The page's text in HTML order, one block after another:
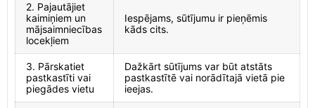
2. Pajautājiet
kaimiņiem un
mājsaimniecības
locekļiem
Iespējams, sūtījumu ir pieņēmis
kāds cits.
3. Pārskatiet
pastkastīti vai
piegādes vietu
Dažkārt sūtījums var būt atstāts
pastkastītē vai norādītajā vietā pie
ieejas.